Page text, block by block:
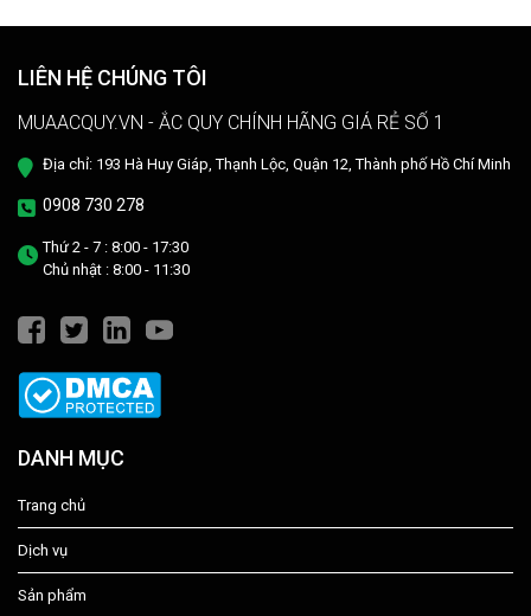
cách đơn giản và hiệu quả như ở tiệm dưỡng nhé!
LIÊN HỆ CHÚNG TÔI
MUAACQUY.VN - ẮC QUY CHÍNH HÃNG GIÁ RẺ SỐ 1
Địa chỉ: 193 Hà Huy Giáp, Thạnh Lộc, Quận 12, Thành phố Hồ Chí Minh
0908 730 278
Thứ 2 - 7 : 8:00 - 17:30
Chủ nhật : 8:00 - 11:30
DANH MỤC
Trang chủ
Dịch vụ
Sản phẩm